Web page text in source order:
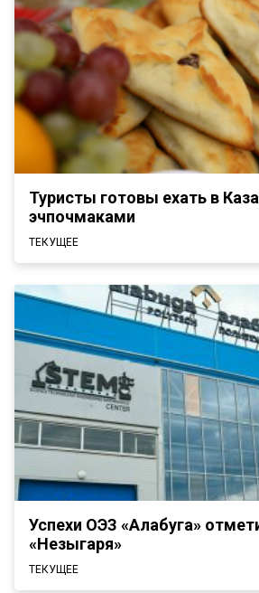
Туристы готовы ехать в
эчпочмаками
ТЕКУЩЕЕ
Успехи ОЭЗ «Алабуга»
«Незыгаря»
ТЕКУЩЕЕ